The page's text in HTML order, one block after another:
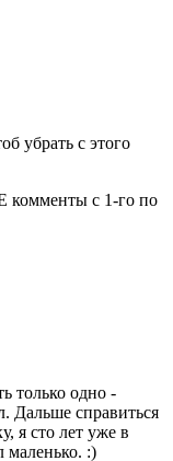
убрать с этого
комменты с 1-го по
только одно -
Дальше справиться
я сто лет уже в
маленько. :)